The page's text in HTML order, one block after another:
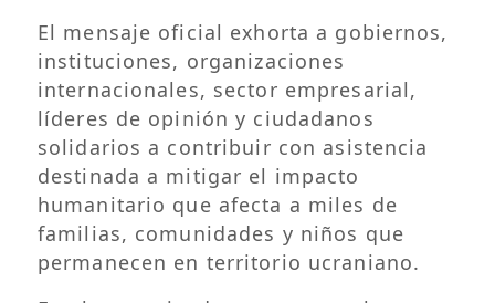
El mensaje oficial exhorta a gobiernos,
instituciones, organizaciones
internacionales, sector empresarial,
líderes de opinión y ciudadanos
solidarios a contribuir con asistencia
destinada a mitigar el impacto
humanitario que afecta a miles de
familias, comunidades y niños que
permanecen en territorio ucraniano.